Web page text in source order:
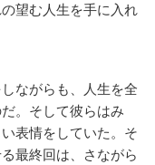
望む人生を手に入れ
ながらも、人生を全
。そして彼らはみ
表情をしていた。そ
最終回は、さながら